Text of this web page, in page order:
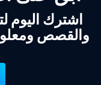
اشترك اليوم
والقصص